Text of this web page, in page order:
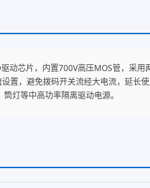
动芯片，内置700V高压MOS管，采
置，避免拨码开关流经大电流，延长
灯等中高功率隔离驱动电源。